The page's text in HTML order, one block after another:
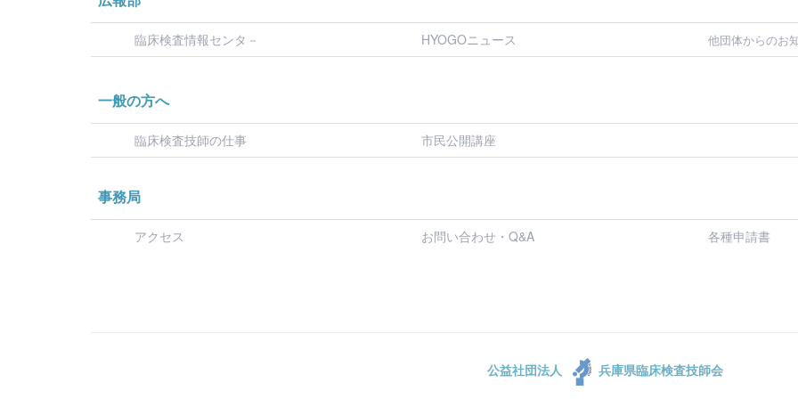
臨床検査情報センタ－ HYOGOニュース 他団体からのお
一般の方へ
臨床検査技師の仕事 市民公開講座
事務局
アクセス お問い合わせ・Q&A 各種申請書
公益社団法人 兵庫県臨床検査技師会